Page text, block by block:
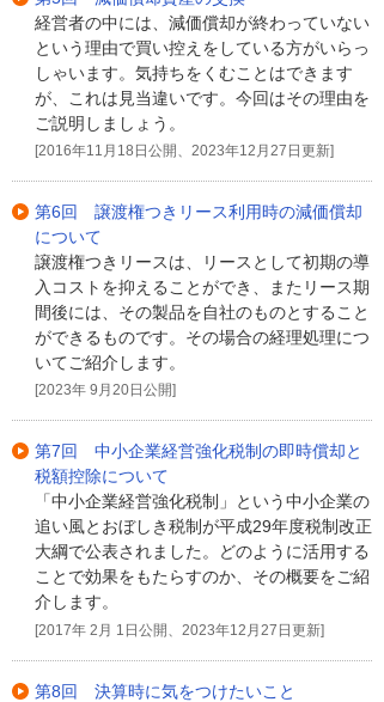
経営者の中には、減価償却が終わっていない
という理由で買い控えをしている方がいらっ
しゃいます。気持ちをくむことはできます
が、これは見当違いです。今回はその理由を
ご説明しましょう。
[2016年11月18日公開、2023年12月27日更新]
第6回 譲渡権つきリース利用時の減価償却
について
譲渡権つきリースは、リースとして初期の導
入コストを抑えることができ、またリース期
間後には、その製品を自社のものとすること
ができるものです。その場合の経理処理につ
いてご紹介します。
[2023年 9月20日公開]
第7回 中小企業経営強化税制の即時償却と
税額控除について
「中小企業経営強化税制」という中小企業の
追い風とおぼしき税制が平成29年度税制改正
大綱で公表されました。どのように活用する
ことで効果をもたらすのか、その概要をご紹
介します。
[2017年 2月 1日公開、2023年12月27日更新]
第8回 決算時に気をつけたいこと